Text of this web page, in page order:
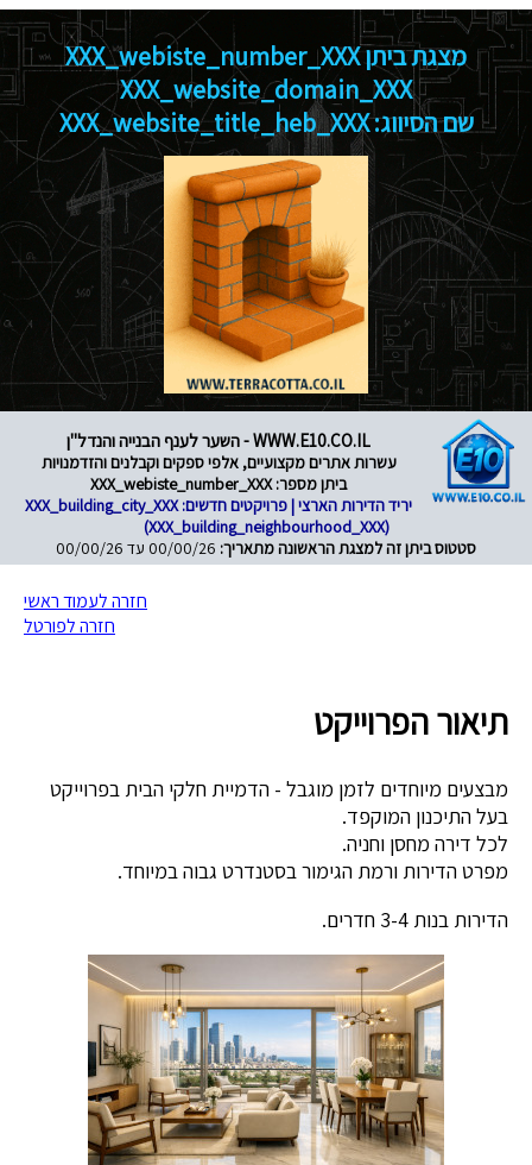
מצגת ביתן XXX_webiste_number_XXX
XXX_website_domain_XXX
שם הסיווג: XXX_website_title_heb_XXX
WWW.E10.CO.IL - השער לענף הבנייה והנדל"ן
עשרות אתרים מקצועיים, אלפי ספקים וקבלנים והזדמנויות
ביתן מספר: XXX_webiste_number_XXX
יריד הדירות הארצי | פרויקטים חדשים: XXX_building_city_XXX
(XXX_building_neighbourhood_XXX)
סטטוס ביתן זה למצגת הראשונה מתאריך: 00/00/26 עד 00/00/26
חזרה לעמוד ראשי
חזרה לפורטל
תיאור הפרוייקט
מבצעים מיוחדים לזמן מוגבל - הדמיית חלקי הבית בפרוייקט
בעל התיכנון המוקפד.
לכל דירה מחסן וחניה.
מפרט הדירות ורמת הגימור בסטנדרט גבוה במיוחד.
הדירות בנות 3-4 חדרים.